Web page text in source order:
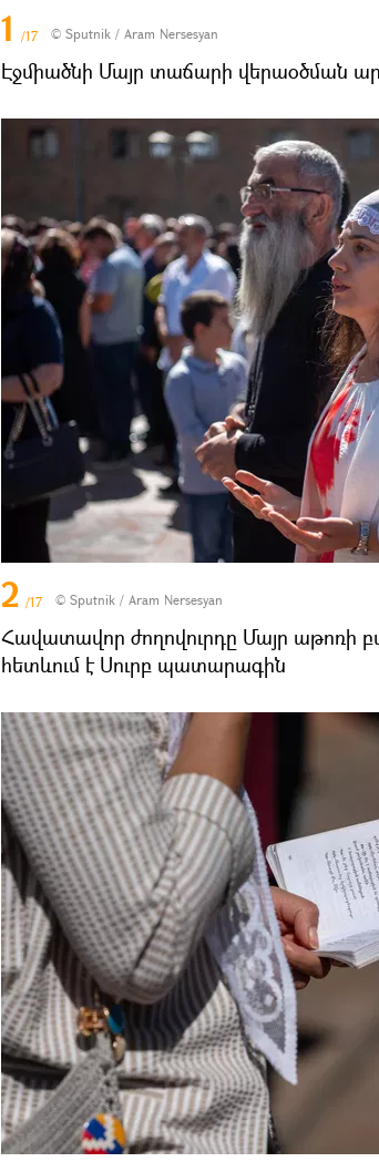
1 /17 © Sputnik / Aram Nersesyan
Էջմիածնի Մայր տաճարի վերաօծման
2 /17 © Sputnik / Aram Nersesyan
Հավատավոր ժողովուրդը Մայր աթոռի
հետևում է Սուրբ պատարագին